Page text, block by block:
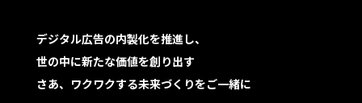
デジタル広告の内製化を推進し、
世の中に新たな価値を創り出す
さあ、ワクワクする未来づくりをご一緒に